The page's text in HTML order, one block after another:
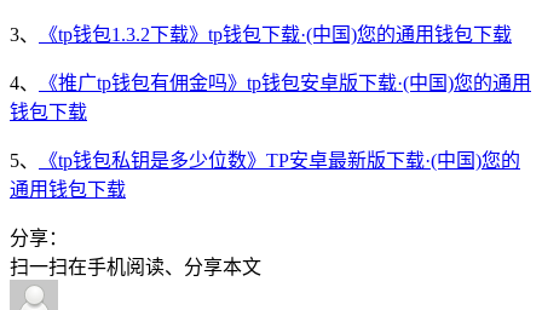
3、 《tp钱包1.3.2下载》tp钱包下载·(中国)您的通用钱包下载
4、
《推广tp钱包有佣金吗》tp钱包安卓版下载·(中国)您的通用
钱包下载
5、
《tp钱包私钥是多少位数》TP安卓最新版下载·(中国)您的
通用钱包下载
分享：
扫一扫在手机阅读、分享本文